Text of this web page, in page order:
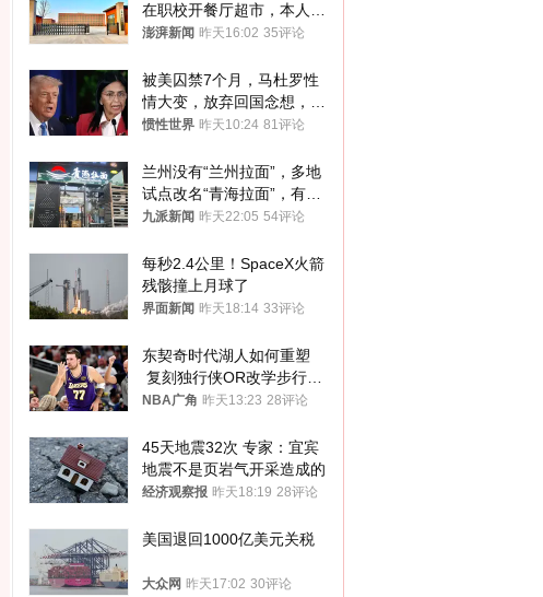
在职校开餐厅超市，本人回
应称“是给别人帮忙”
澎湃新闻 昨天16:02 35评论
被美囚禁7个月，马杜罗性
情大变，放弃回国念想，最
后嘱托已公开
惯性世界 昨天10:24 81评论
兰州没有“兰州拉面”，多地
试点改名“青海拉面”，有商
家改名已两年
九派新闻 昨天22:05 54评论
每秒2.4公里！SpaceX火箭
残骸撞上月球了
界面新闻 昨天18:14 33评论
东契奇时代湖人如何重塑
复刻独行侠OR改学步行
者？
NBA广角 昨天13:23 28评论
45天地震32次 专家：宜宾
地震不是页岩气开采造成的
经济观察报 昨天18:19 28评论
美国退回1000亿美元关税
大众网 昨天17:02 30评论